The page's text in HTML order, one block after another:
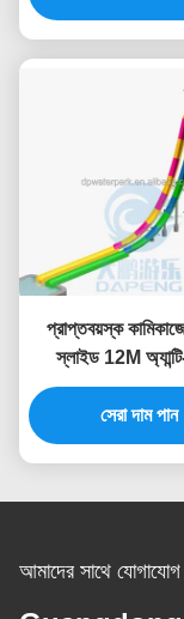
প্রাপ্তবয়স্ক
স্লাইড 12M
ফাইবারগ্লাস ওয়াটার
রাইডস
সেরা দাম পান
আমাদের সাথে যোগাযোগ